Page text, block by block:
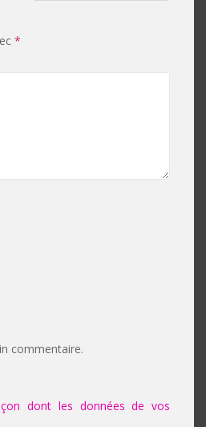
*
commentaire.
dont les données de vos